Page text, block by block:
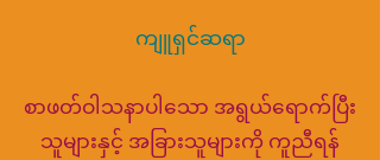
ကျူရှင်ဆရာ
စာဖတ်ဝါသနာပါသော အရွယ်ရောက်ပြီး
သူများနှင့် အခြားသူများကို ကူညီရန်